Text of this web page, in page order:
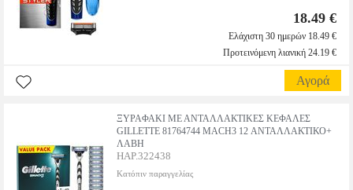
18.49 €
Ελάχιστη 30 ημερών 18.49 €
Προτεινόμενη λιανική 24.19 €
Αγορά
ΞΥΡΑΦΑΚΙ ΜΕ ΑΝΤΑΛΛΑΚΤΙΚΕΣ ΚΕΦΑΛΕΣ
GILLETTE 81764744 MACH3 12 ΑΝΤΑΛΛΑΚΤΙΚΟ+
ΛΑΒΗ
HAP.322438
Κατόπιν παραγγελίας